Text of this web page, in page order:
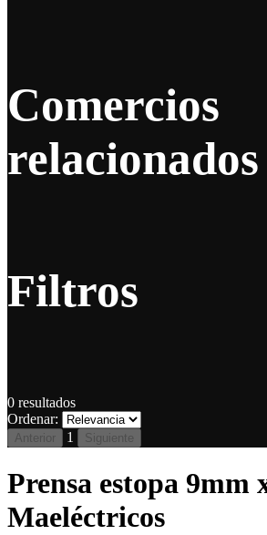
Comercios
relacionados
Filtros
0 resultados
Ordenar:
Anterior 1 Siguiente
Prensa estopa 9mm
Maeléctricos